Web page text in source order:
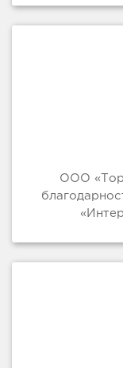
ООО